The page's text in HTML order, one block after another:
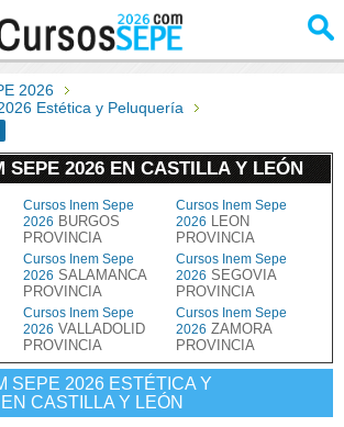
2026
Estética y Peluquería
SEPE 2026 EN CASTILLA Y LEÓN
Cursos Inem Sepe
2026 BURGOS
PROVINCIA
Cursos Inem Sepe
2026 LEON
PROVINCIA
Cursos Inem Sepe
2026 SALAMANCA
PROVINCIA
Cursos Inem Sepe
2026 SEGOVIA
PROVINCIA
Cursos Inem Sepe
2026 VALLADOLID
PROVINCIA
Cursos Inem Sepe
2026 ZAMORA
PROVINCIA
SEPE 2026 ESTÉTICA Y
CASTILLA Y LEÓN